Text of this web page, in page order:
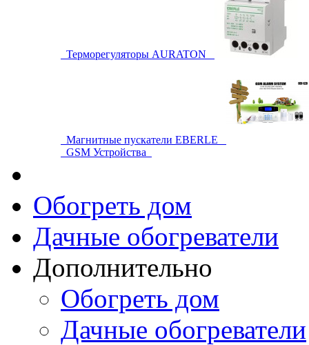
Терморегуляторы AURATON
Магнитные пускатели EBERLE
GSM Устройства
Обогреть дом
Дачные обогреватели
Дополнительно
Обогреть дом
Дачные обогреватели